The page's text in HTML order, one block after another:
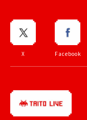
X Facebook